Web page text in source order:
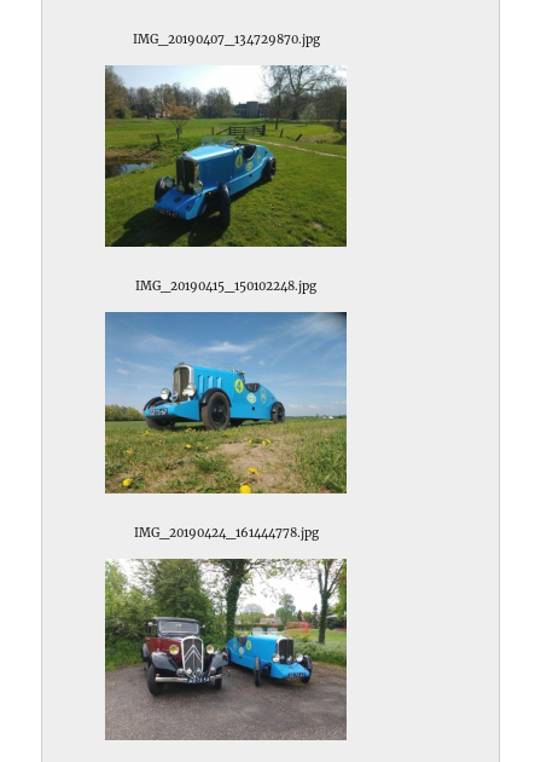
IMG_20190407_134729870.jpg
IMG_20190415_150102248.jpg
IMG_20190424_161444778.jpg